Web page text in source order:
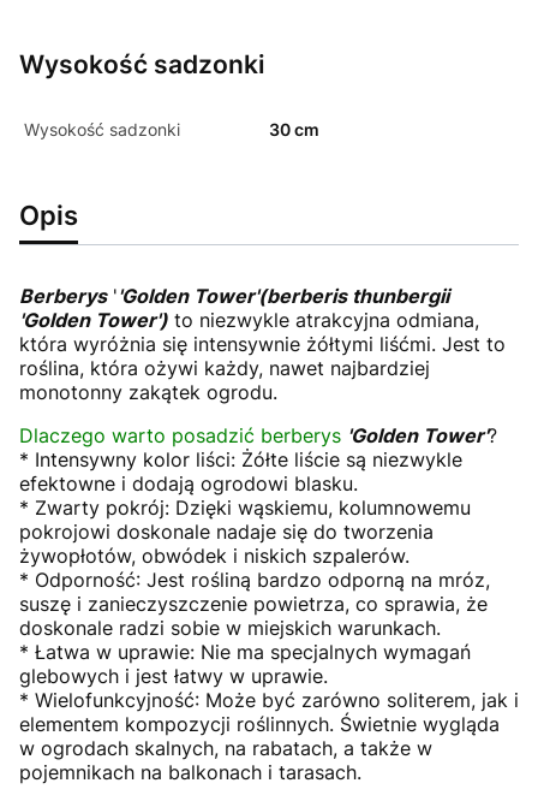
Wysokość sadzonki
Wysokość sadzonki 30 cm
Opis
Berberys''Golden Tower'(berberis thunbergii
'Golden Tower') to niezwykle atrakcyjna odmiana,
która wyróżnia się intensywnie żółtymi liśćmi. Jest to
roślina, która ożywi każdy, nawet najbardziej
monotonny zakątek ogrodu.
Dlaczego warto posadzić berberys 'Golden Tower'?
* Intensywny kolor liści: Żółte liście są niezwykle
efektowne i dodają ogrodowi blasku.
* Zwarty pokrój: Dzięki wąskiemu, kolumnowemu
pokrojowi doskonale nadaje się do tworzenia
żywopłotów, obwódek i niskich szpalerów.
* Odporność: Jest rośliną bardzo odporną na mróz,
suszę i zanieczyszczenie powietrza, co sprawia, że
doskonale radzi sobie w miejskich warunkach.
* Łatwa w uprawie: Nie ma specjalnych wymagań
glebowych i jest łatwy w uprawie.
* Wielofunkcyjność: Może być zarówno soliterem, jak i
elementem kompozycji roślinnych. Świetnie wygląda
w ogrodach skalnych, na rabatach, a także w
pojemnikach na balkonach i tarasach.